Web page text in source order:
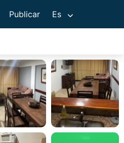
Publicar Es